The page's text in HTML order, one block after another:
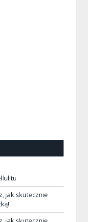
jak skutecznie